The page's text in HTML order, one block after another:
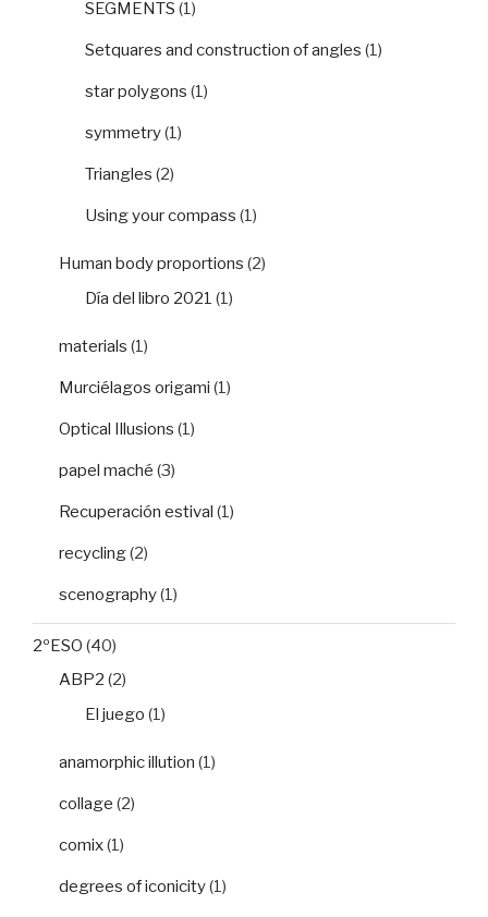
SEGMENTS (1)
Setquares and construction of angles (1)
star polygons (1)
symmetry(1)
Triangles (2)
Using your compass (1)
Human body proportions (2)
Día del libro 2021 (1)
materials (1)
Murciélagos origami (1)
Optical Illusions (1)
papel maché (3)
Recuperación estival (1)
recycling(2)
scenography(1)
2ºESO (40)
ABP2 (2)
El juego (1)
anamorphic illution (1)
collage (2)
comix(1)
degrees of iconicity(1)